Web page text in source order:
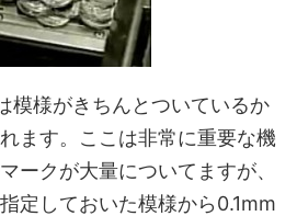
模様がきちんとついているか
ます。ここは非常に重要な機
ークが大量についてますが、
定しておいた模様から0.1mm